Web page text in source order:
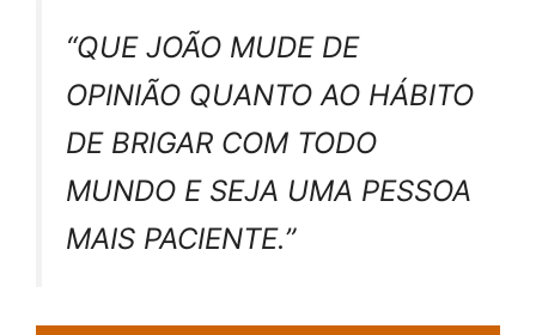
“QUE JOÃO MUDE DE
OPINIÃO QUANTO AO HÁBITO
DE BRIGAR COM TODO
MUNDO E SEJA UMA PESSOA
MAIS PACIENTE.”